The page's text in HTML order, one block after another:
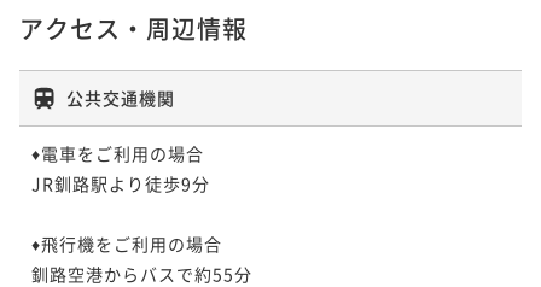
アクセス・周辺情報
公共交通機関
♦電車をご利用の場合
JR釧路駅より徒歩9分
♦飛行機をご利用の場合
釧路空港からバスで約55分